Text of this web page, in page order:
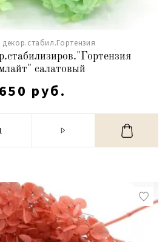
декор.стабил.Гортензия
салатовый
650 руб.